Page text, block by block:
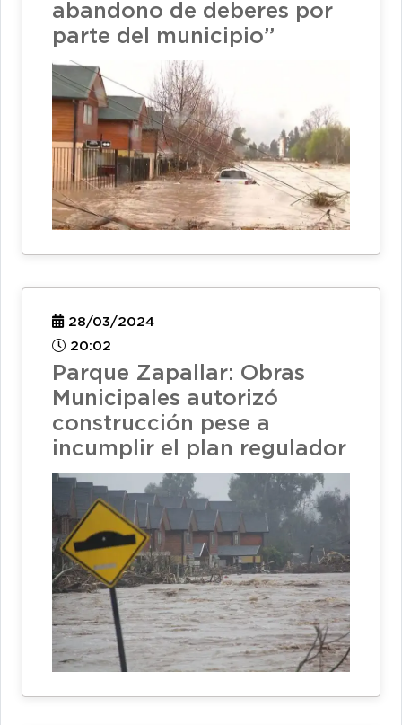
abandono de deberes por
parte del municipio”
28/03/2024
20:02
Parque Zapallar: Obras
Municipales autorizó
construcción pese a
incumplir el plan regulador